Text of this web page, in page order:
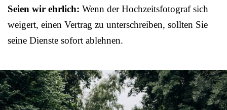
Seien wir ehrlich: Wenn der Hochzeitsfotograf sich
weigert, einen Vertrag zu unterschreiben, sollten Sie
seine Dienste sofort ablehnen.